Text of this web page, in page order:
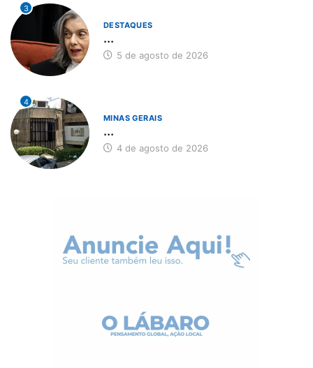
3
DESTAQUES
...
5 de agosto de 2026
4
MINAS GERAIS
...
4 de agosto de 2026